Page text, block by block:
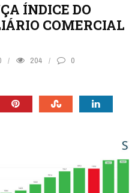
ÍNDICE DO
COMERCIAL
204 0